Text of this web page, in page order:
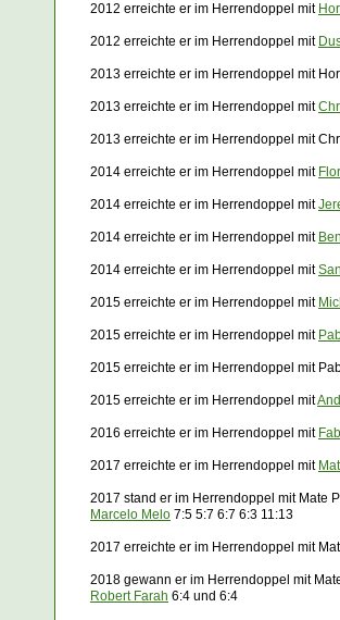
2012 erreichte er im Herrendoppel mit
2012 erreichte er im Herrendoppel mit
2013 erreichte er im Herrendoppel mit
2013 erreichte er im Herrendoppel mit
2013 erreichte er im Herrendoppel mit
2014 erreichte er im Herrendoppel mit
2014 erreichte er im Herrendoppel mit
2014 erreichte er im Herrendoppel mit
2014 erreichte er im Herrendoppel mit
2015 erreichte er im Herrendoppel mit
2015 erreichte er im Herrendoppel mit
2015 erreichte er im Herrendoppel mit
2015 erreichte er im Herrendoppel mit
2016 erreichte er im Herrendoppel mit
2017 erreichte er im Herrendoppel mit
2017 stand er im Herrendoppel mit Mate
Marcelo Melo 7:5 5:7 6:7 6:3 11:13
2017 erreichte er im Herrendoppel mit
2018 gewann er im Herrendoppel mit
Robert Farah 6:4 und 6:4